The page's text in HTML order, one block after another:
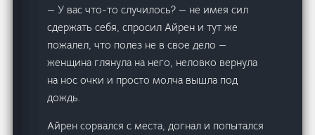
— У вас что-то случилось? — не имея сил
сдержать себя, спросил Айрен и тут же
пожалел, что полез не в свое дело —
женщина глянула на него, неловко вернула
на нос очки и просто молча вышла под
дождь.
Айрен сорвался с места, догнал и попытался